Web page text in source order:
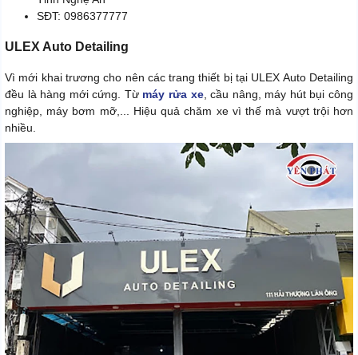
SĐT: 0986377777
ULEX Auto Detailing
Vì mới khai trương cho nên các trang thiết bị tại ULEX Auto Detailing
đều là hàng mới cứng. Từ máy rửa xe, cầu nâng, máy hút bụi công
nghiệp, máy bơm mỡ,... Hiệu quả chăm xe vì thế mà vượt trội hơn
nhiều.